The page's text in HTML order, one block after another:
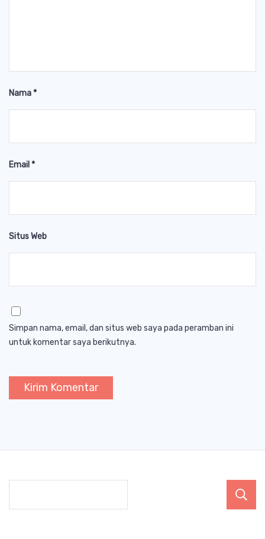
Nama*
Email *
Situs Web
Simpan nama, email, dan situs web saya pada peramban ini
untuk komentar saya berikutnya.